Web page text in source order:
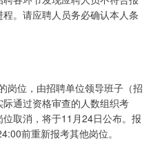
。请应聘人员务必确认本人条
岗位，由招聘单位领导班子（招
通过资格审查的人数组织考
取消，将于11月24日公布。报
前重新报考其他岗位。